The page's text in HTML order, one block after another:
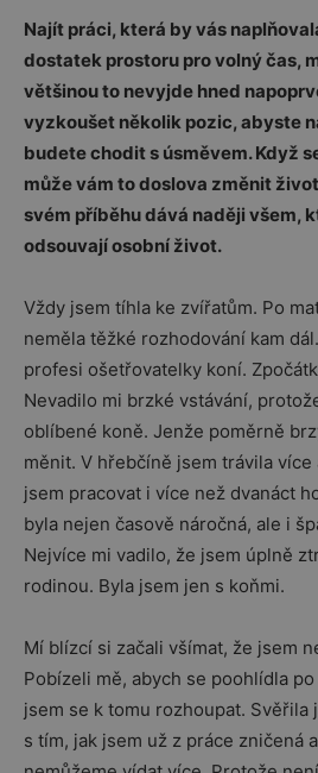
Najít práci, která by vás
dostatek prostoru pro volný čas,
většinou to nevyjde hned
vyzkoušet několik pozic, abyste
budete chodit s úsměvem. Když
může vám to doslova změnit
svém příběhu dává naději všem,
odsouvají osobní život.
Vždy jsem tíhla ke zvířatům. Po
neměla těžké rozhodování kam
profesi ošetřovatelky koní.
Nevadilo mi brzké vstávání,
oblíbené koně. Jenže poměrně
měnit. V hřebčíně jsem trávila více
jsem pracovat i více než dvanáct
byla nejen časově náročná, ale i
Nejvíce mi vadilo, že jsem úplně
rodinou. Byla jsem jen s koňmi.
Mí blízcí si začali všímat, že jsem
Pobízeli mě, abych se poohlídla
jsem se k tomu rozhoupat. Svěřila
s tím, jak jsem už z práce zničená